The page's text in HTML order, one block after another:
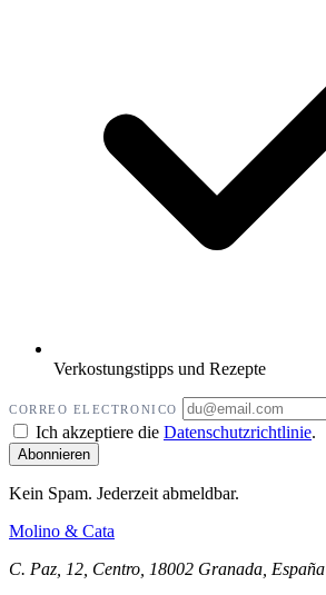
Verkostungstipps und Rezepte
CORREO ELECTRONICO
Ich akzeptiere die Datenschutzrichtlinie.
Kein Spam. Jederzeit abmeldbar.
Molino & Cata
C. Paz, 12, Centro, 18002 Granada, España